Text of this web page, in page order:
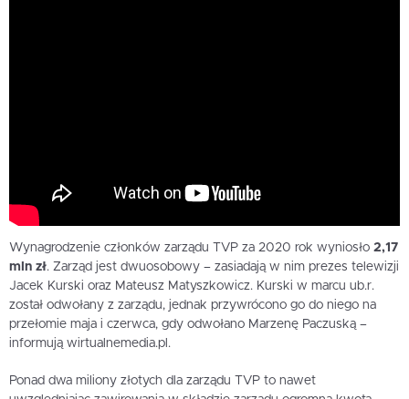
Wynagrodzenie członków zarządu TVP za 2020 rok wyniosło 2,17
mln zł. Zarząd jest dwuosobowy – zasiadają w nim prezes telewizji
Jacek Kurski oraz Mateusz Matyszkowicz. Kurski w marcu ub.r.
został odwołany z zarządu, jednak przywrócono go do niego na
przełomie maja i czerwca, gdy odwołano Marzenę Paczuską –
informują wirtualnemedia.pl.
Ponad dwa miliony złotych dla zarządu TVP to nawet